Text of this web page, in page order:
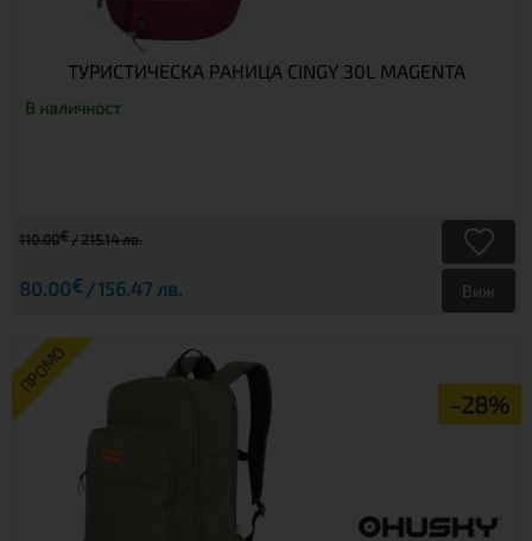
ТУРИСТИЧЕСКА РАНИЦА CINGY 30L MAGENTA
В наличност
110.00€ 215.14 лв.
80.00€ 156.47 лв. Виж
ПРОМО
-28%